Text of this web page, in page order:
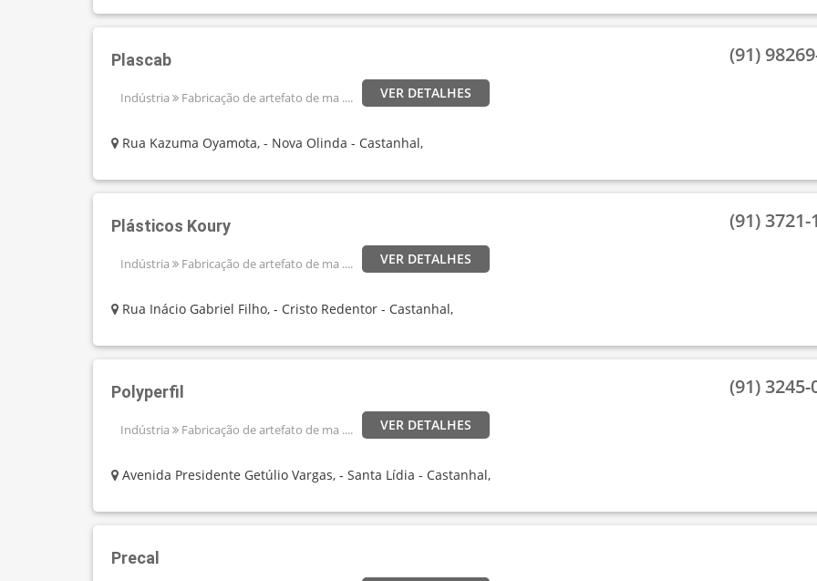
Plascab
Indústria Fabricação de artefato de ma ....
Rua Kazuma Oyamota, - Nova Olinda - Castanhal,
VER DETALHES
(91)
Plásticos Koury
Indústria Fabricação de artefato de ma ....
Rua Inácio Gabriel Filho, - Cristo Redentor - Castanhal,
VER DETALHES
(91) 3721-
Polyperfil
Indústria Fabricação de artefato de ma ....
Avenida Presidente Getúlio Vargas, - Santa Lídia - Castanhal,
VER DETALHES
(91) 3245-
Precal